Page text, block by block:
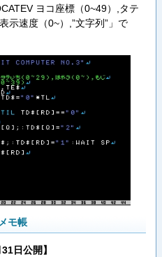
ヨコ座標（0~49）,タテ
示速度（0~）,”文字列”」で
モ帳
日公開】